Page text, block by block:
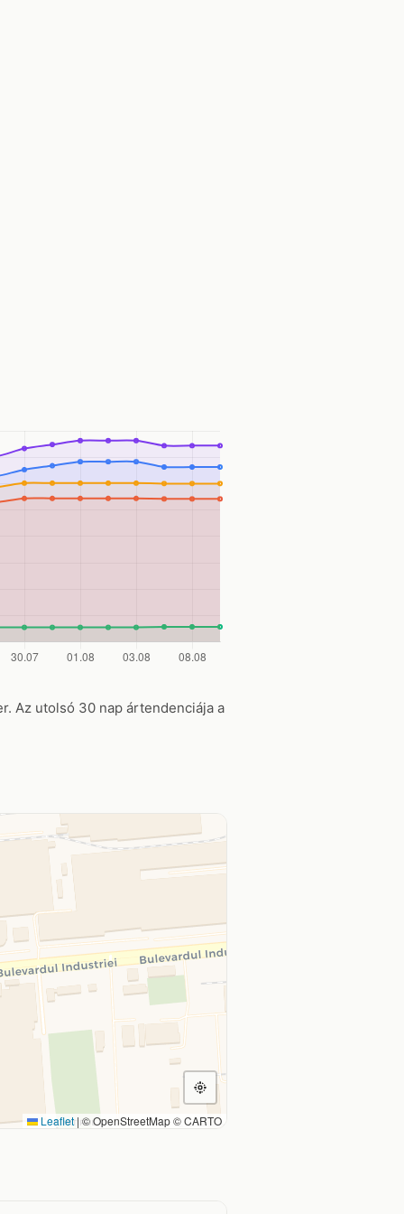
Az utolsó 30 nap ártendenciája a
Leaflet |© OpenStreetMap © CARTO